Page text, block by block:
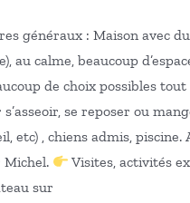
généraux : Maison avec
au calme, beaucoup
de choix possibles tout
se reposer ou
etc) , chiens admis, piscine.
Michel.
Visites, activités
sur